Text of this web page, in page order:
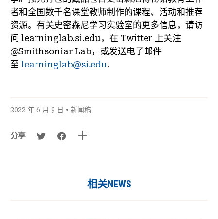
者和全国数千名课堂教师制作的课程、活动和推荐
资源。有关史密森尼学习实验室的更多信息，请访
问 learninglab.si.edu，在 Twitter 上关注
@SmithsonianLab，或发送电子邮件
至 learninglab@si.edu.
2022 年 6 月 9 日 • 新闻稿
分享
相关NEWS